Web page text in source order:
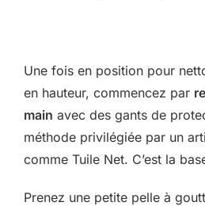
Une fois en position pour
en hauteur, commencez par
main avec des gants de
méthode privilégiée par un
comme Tuile Net. C’est la
Prenez une petite pelle à